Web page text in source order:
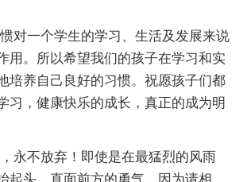
一个学生的学习、生活及发展来说
用。所以希望我们的孩子在学习和实
培养自己良好的习惯。祝愿孩子们都
习，健康快乐的成长，真正的成为明
不放弃！即使是在最猛烈的风雨